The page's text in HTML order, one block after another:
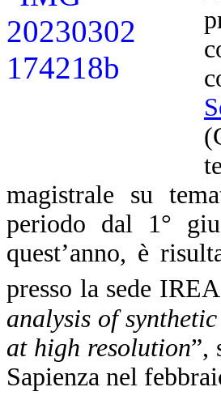
magistrale su
periodo dal 1°
quest’anno, è
presso la sede
analysis of
at high resolution”,
Sapienza nel